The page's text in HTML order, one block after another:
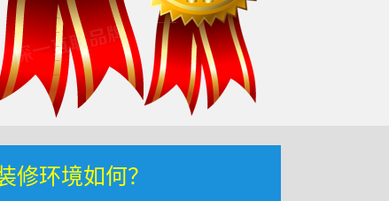
修环境如何？